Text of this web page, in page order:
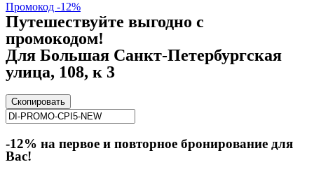
Промокод -12%
Путешествуйте выгодно с
промокодом!
Для Большая Санкт-Петербургская
улица, 108, к 3
Скопировать
-12% на первое и повторное бронирование для
Вас!